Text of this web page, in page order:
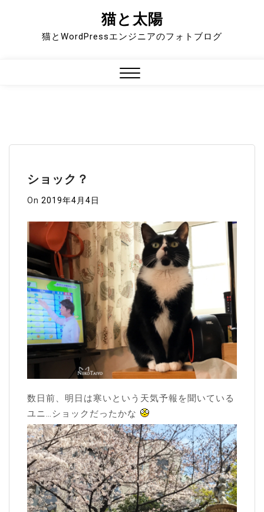
猫と太陽
猫とWordPressエンジニアのフォトブログ
ショック？
On 2019年4月4日
数日前、明日は寒いという天気予報を聞いている
ユニ…ショックだったかな